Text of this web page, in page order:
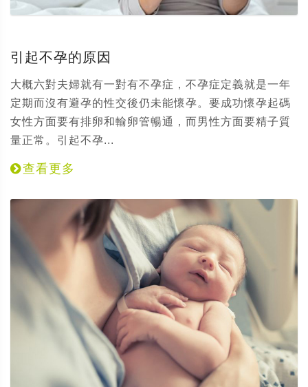
引起不孕的原因
大概六對夫婦就有一對有不孕症，不孕症定義就是一年
定期而沒有避孕的性交後仍未能懷孕。要成功懷孕起碼
女性方面要有排卵和輸卵管暢通，而男性方面要精子質
量正常。引起不孕...
查看更多